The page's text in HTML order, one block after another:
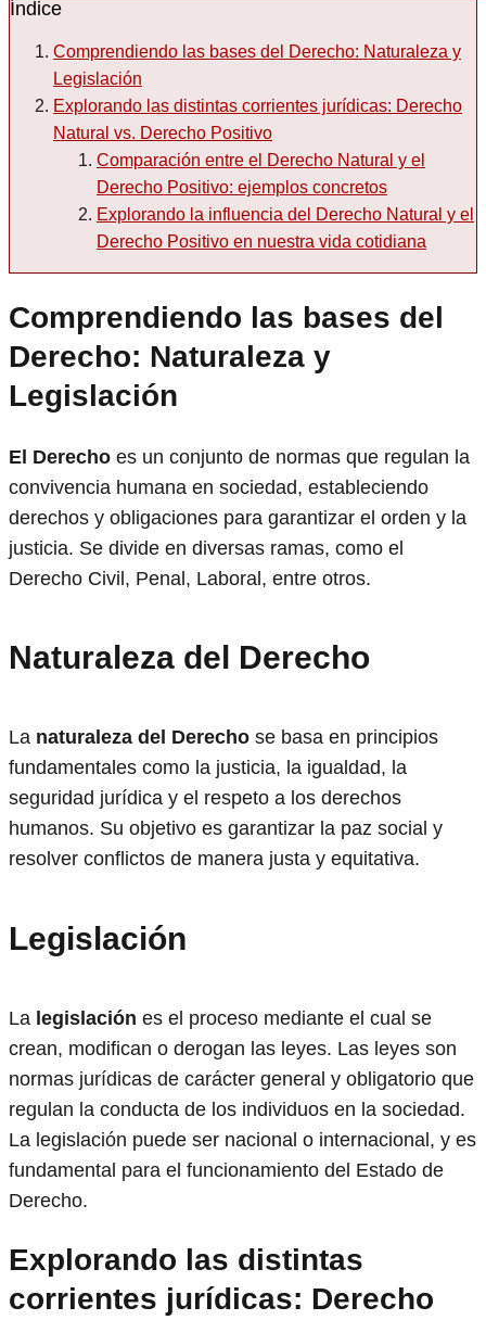
Índice
Comprendiendo las bases del Derecho: Naturaleza y
Legislación
Explorando las distintas corrientes jurídicas: Derecho
Natural vs. Derecho Positivo
Comparación entre el Derecho Natural y el
Derecho Positivo: ejemplos concretos
Explorando la influencia del Derecho Natural y el
Derecho Positivo en nuestra vida cotidiana
Comprendiendo las bases del
Derecho: Naturaleza y
Legislación
El Derecho es un conjunto de normas que regulan la
convivencia humana en sociedad, estableciendo
derechos y obligaciones para garantizar el orden y la
justicia. Se divide en diversas ramas, como el
Derecho Civil, Penal, Laboral, entre otros.
Naturaleza del Derecho
La naturaleza del Derecho se basa en principios
fundamentales como la justicia, la igualdad, la
seguridad jurídica y el respeto a los derechos
humanos. Su objetivo es garantizar la paz social y
resolver conflictos de manera justa y equitativa.
Legislación
La legislación es el proceso mediante el cual se
crean, modifican o derogan las leyes. Las leyes son
normas jurídicas de carácter general y obligatorio que
regulan la conducta de los individuos en la sociedad.
La legislación puede ser nacional o internacional, y es
fundamental para el funcionamiento del Estado de
Derecho.
Explorando las distintas
corrientes jurídicas: Derecho